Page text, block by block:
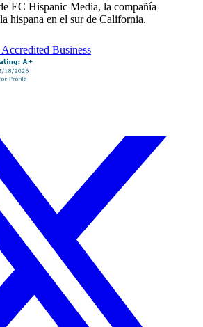
EC Hispanic Media, la compañía
hispana en el sur de California.
Business